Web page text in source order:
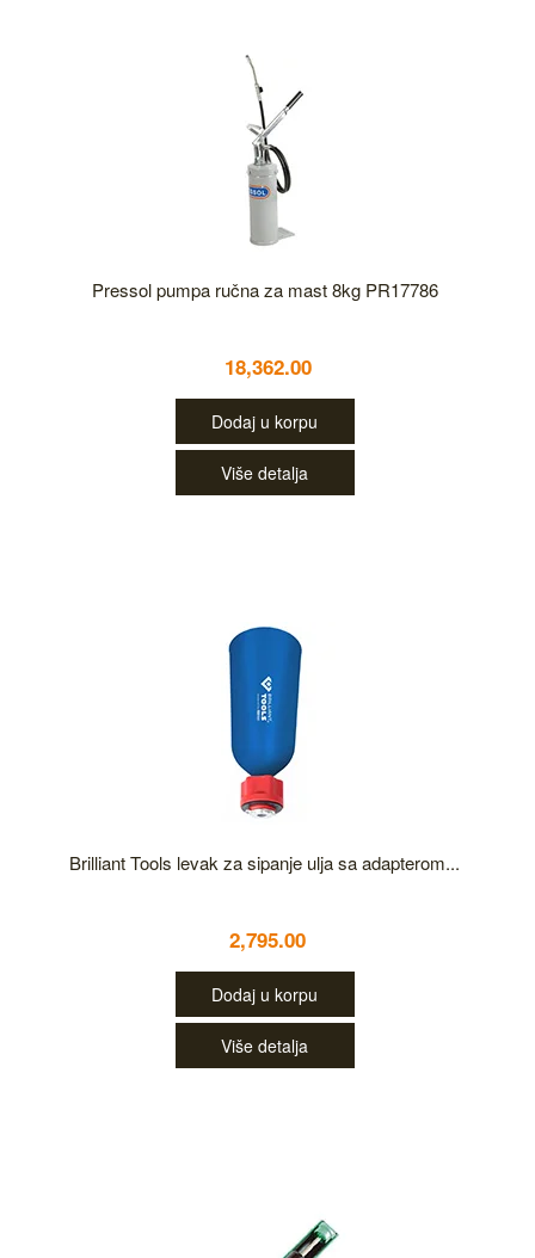
Pressol pumpa ručna za mast 8kg PR17786
18,362.00
Dodaj u korpu
Više detalja
Brilliant Tools levak za sipanje ulja sa adapterom...
2,795.00
Dodaj u korpu
Više detalja